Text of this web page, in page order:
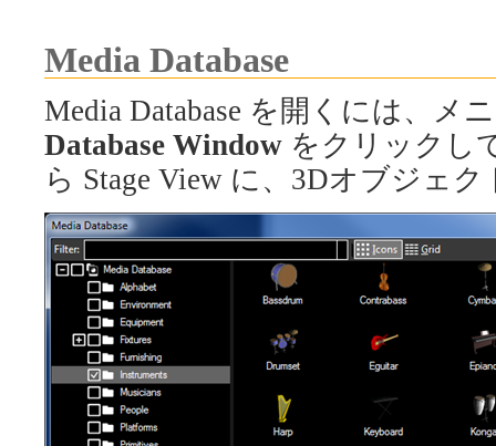
Media Database
Media Database を開くには、メ
Database Window をクリックし
ら Stage View に、3Dオブジェ